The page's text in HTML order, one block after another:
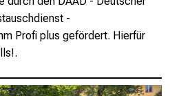
-
Profi plus gefördert. Hierfür